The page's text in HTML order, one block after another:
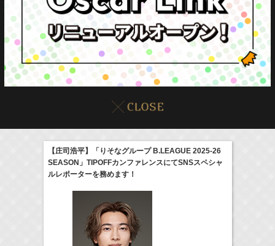
本日の出演情報8/7(Fri) イベント販売情報
17:10-17:30
(Radio ) 河北麻友子のマユコレ！
【庄司浩平】「りそなグループ B.LEAGUE 2025-26
SEASON」TIPOFFカンファレンスにてSNSスペシャ
ルレポーターを務めます！